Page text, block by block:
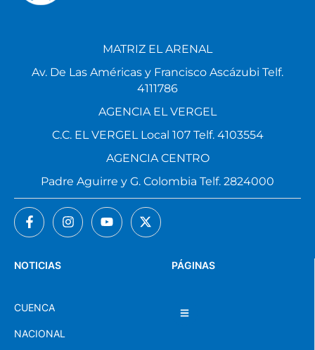
PÁGINAS
NOTICIAS
CUENCA
NACIONAL
MATRIZ EL ARENAL
Av. De Las Américas y Francisco Ascázubi Telf.
4111786
AGENCIA EL VERGEL
C.C. EL VERGEL Local 107 Telf. 4103554
AGENCIA CENTRO
Padre Aguirre y G. Colombia Telf. 2824000